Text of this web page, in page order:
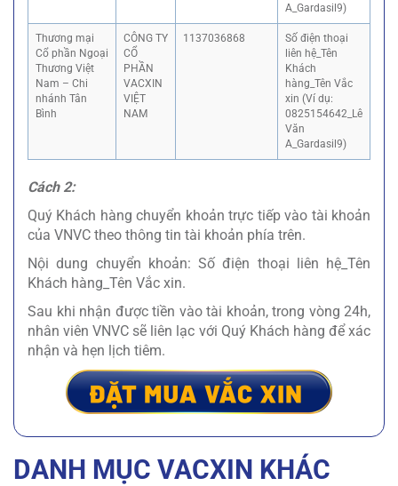
A_Gardasil9)
Thương mại
Cổ phần Ngoại
Thương Việt
Nam – Chi
nhánh Tân
Bình
CÔNG TY
CỔ
PHẦN
VACXIN
VIỆT
NAM
1137036868
Số điện thoại
liên hệ_Tên
Khách
hàng_Tên Vắc
xin (Ví dụ:
0825154642_Lê
Văn
A_Gardasil9)
Cách 2:
Quý Khách hàng chuyển khoản trực tiếp vào tài khoản
của VNVC theo thông tin tài khoản phía trên.
Nội dung chuyển khoản: Số điện thoại liên hệ_Tên
Khách hàng_Tên Vắc xin.
Sau khi nhận được tiền vào tài khoản, trong vòng 24h,
nhân viên VNVC sẽ liên lạc với Quý Khách hàng để xác
nhận và hẹn lịch tiêm.
DANH MỤC VACXIN KHÁC